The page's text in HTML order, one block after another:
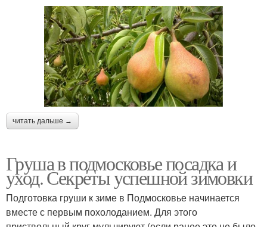
читать дальше →
Груша в подмосковье посадка и
уход. Секреты успешной зимовки
Подготовка груши к зиме в Подмосковье начинается
вместе с первым похолоданием. Для этого